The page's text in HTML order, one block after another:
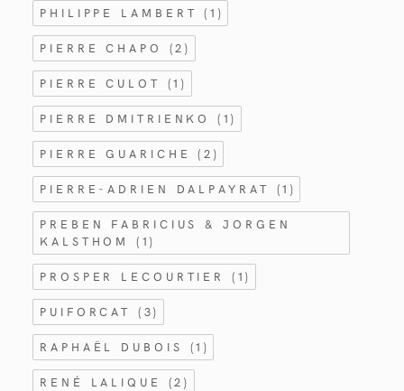
PHILIPPE LAMBERT(1)
PIERRE CHAPO (2)
PIERRE CULOT (1)
PIERRE DMITRIENKO(1)
PIERRE GUARICHE(2)
PIERRE-ADRIEN DALPAYRAT (1)
PREBEN FABRICIUS & JORGEN
KALSTHOM(1)
PROSPER LECOURTIER(1)
PUIFORCAT (3)
RAPHAËL DUBOIS (1)
RENÉ LALIQUE (2)